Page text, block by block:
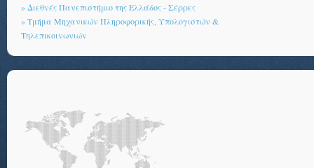
» Διεθνές Πανεπιστήμιο της Ελλάδος - Σέρρες
» Τμήμα Μηχανικών Πληροφορικής, Υπολογιστών &
Τηλεπικοινωνιών